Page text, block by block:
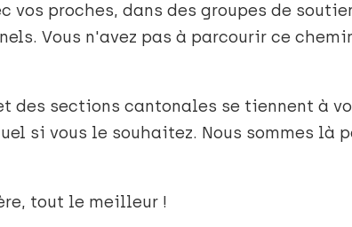
vos proches, dans des groupes de
Vous n'avez pas à parcourir ce
des sections cantonales se tiennent à
si vous le souhaitez. Nous sommes là
tout le meilleur !